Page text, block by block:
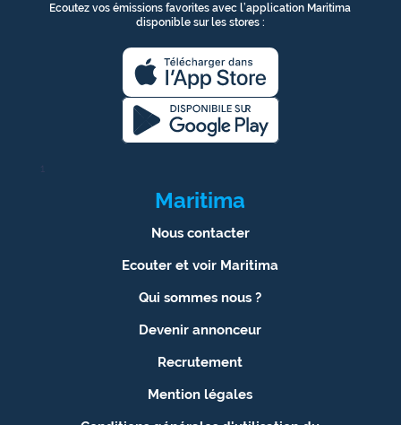
Ecoutez vos émissions favorites avec l’application Maritima
disponible sur les stores :
1
Maritima
Nous contacter
Ecouter et voir Maritima
Qui sommes nous ?
Devenir annonceur
Recrutement
Mention légales